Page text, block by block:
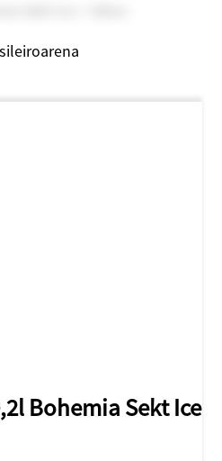
Bohemia Sekt Ice